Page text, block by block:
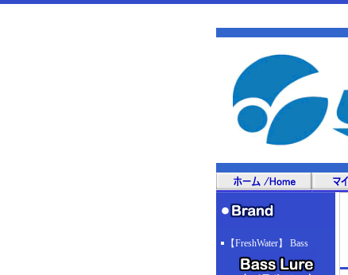
【FreshWater】 Bass